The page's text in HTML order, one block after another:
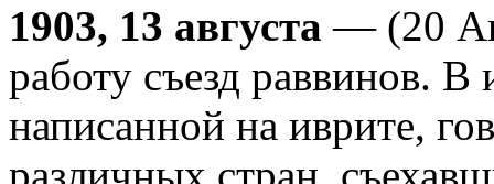
1903, 13 августа — (20
работу съезд раввинов. В
написанной на иврите,
различных стран,